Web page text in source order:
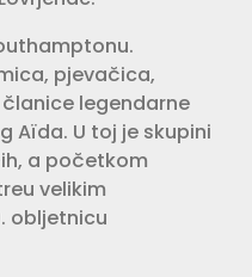
pjevačica,
legendarne
Aïda. U toj je skupini
a početkom
velikim
obljetnicu